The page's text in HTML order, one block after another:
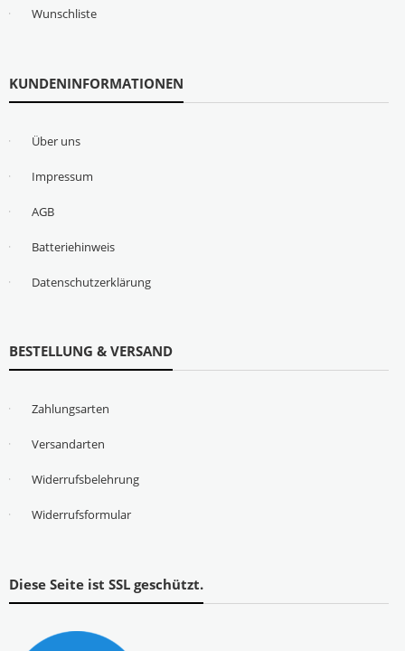
Wunschliste
KUNDENINFORMATIONEN
Über uns
Impressum
AGB
Batteriehinweis
Datenschutzerklärung
BESTELLUNG & VERSAND
Zahlungsarten
Versandarten
Widerrufsbelehrung
Widerrufsformular
Diese Seite ist SSL geschützt.